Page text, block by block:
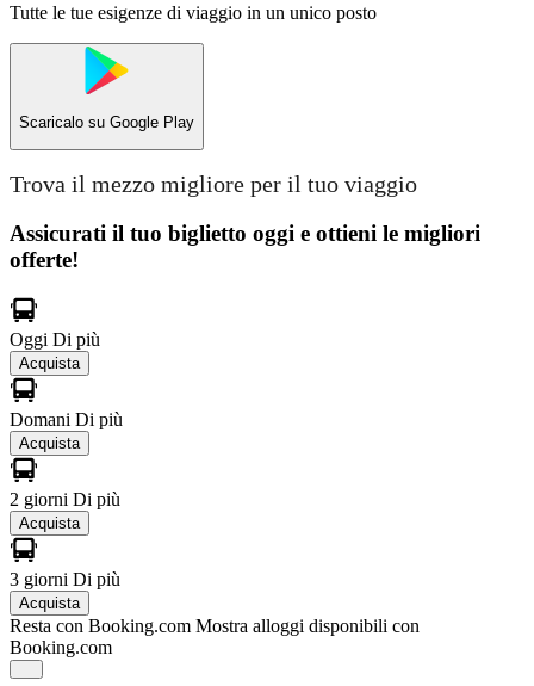
Tutte le tue esigenze di viaggio in un unico posto
Scaricalo su Google Play
Trova il mezzo migliore per il tuo viaggio
Assicurati il ​​tuo biglietto oggi e ottieni le migliori
offerte!
Oggi Di più
Acquista
Domani Di più
Acquista
2 giorni Di più
Acquista
3 giorni Di più
Acquista
Resta con Booking.com Mostra alloggi disponibili con
Booking.com